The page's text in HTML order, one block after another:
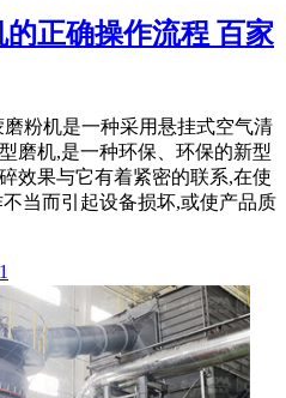
正确操作流程 百家
磨粉机是一种采用悬挂式空气清
磨机,是一种环保、环保的新型
效果与它有着紧密的联系,在使
当而引起设备损坏,或使产品质